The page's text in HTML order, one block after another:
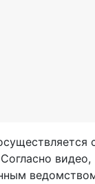
видео,